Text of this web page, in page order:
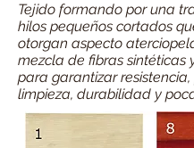
Tejido formando por una
hilos pequeños cortados
otorgan aspecto
mezcla de fibras sintéticas
para garantizar
limpieza, durabilidad y